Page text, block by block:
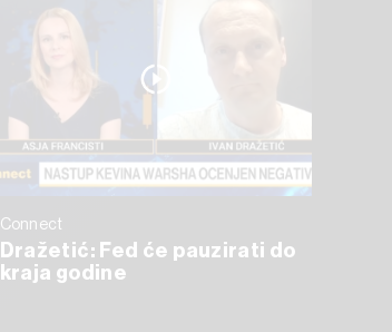
Connect
Dražetić: Fed će pauzirati do
kraja godine